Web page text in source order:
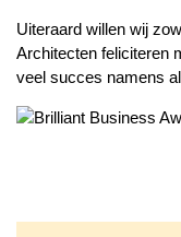
Uiteraard willen wij
Architecten feliciteren
veel succes namens